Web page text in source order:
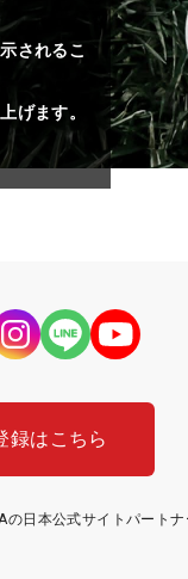
されるこ
げます。
録はこちら
日本公式サイトパートナ